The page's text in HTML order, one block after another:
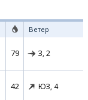
Ветер
79 З, 2
42 ЮЗ, 4